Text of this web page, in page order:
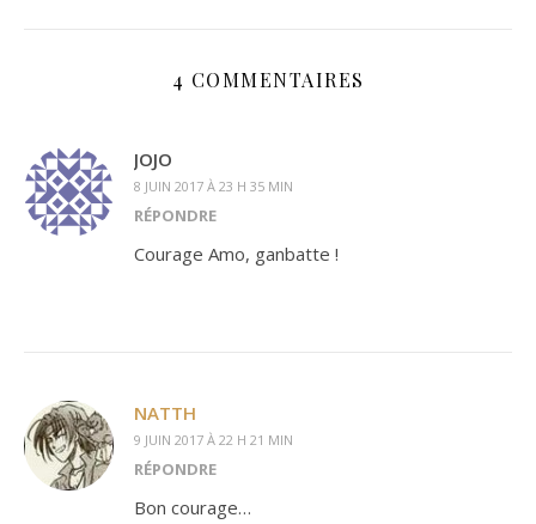
4 COMMENTAIRES
JOJO
8 JUIN 2017 À 23 H 35 MIN
RÉPONDRE
Courage Amo, ganbatte !
NATTH
9 JUIN 2017 À 22 H 21 MIN
RÉPONDRE
Bon courage…